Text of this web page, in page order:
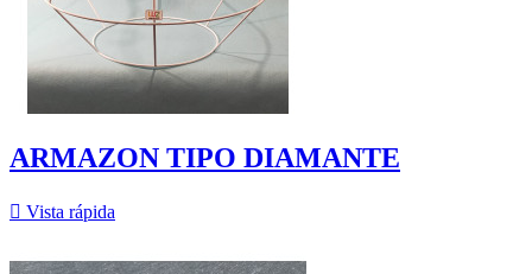
ARMAZON TIPO DIAMANTE
 Vista rápida